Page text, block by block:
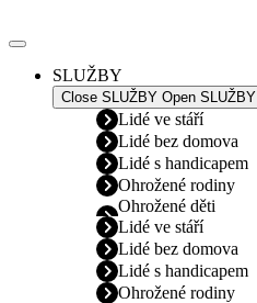
k
SLUŽBY
Close SLUŽBY Open SLUŽBY
Lidé ve stáří
Lidé bez domova
Lidé s handicapem
Ohrožené rodiny
Ohrožené děti
Lidé ve stáří
Lidé bez domova
Lidé s handicapem
Ohrožené rodiny